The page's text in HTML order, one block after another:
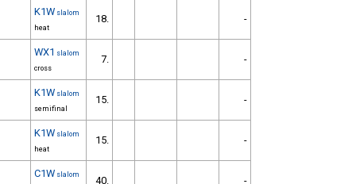
K1W slalom
heat
18. -
WX1 slalom
cross
7. -
K1W slalom
semifinal
15. -
K1W slalom
heat
15. -
C1W slalom
40. -